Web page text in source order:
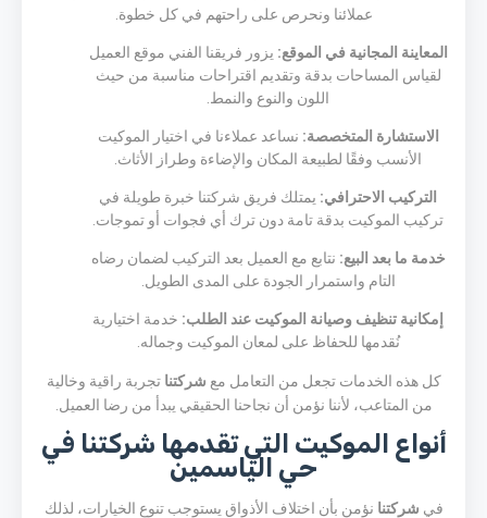
عملائنا ونحرص على راحتهم في كل خطوة.
المعاينة المجانية في الموقع: يزور فريقنا الفني موقع العميل
لقياس المساحات بدقة وتقديم اقتراحات مناسبة من حيث
اللون والنوع والنمط.
الاستشارة المتخصصة: نساعد عملاءنا في اختيار الموكيت
الأنسب وفقًا لطبيعة المكان والإضاءة وطراز الأثاث.
التركيب الاحترافي: يمتلك فريق شركتنا خبرة طويلة في
تركيب الموكيت بدقة تامة دون ترك أي فجوات أو تموجات.
خدمة ما بعد البيع: نتابع مع العميل بعد التركيب لضمان رضاه
التام واستمرار الجودة على المدى الطويل.
إمكانية تنظيف وصيانة الموكيت عند الطلب: خدمة اختيارية
نُقدمها للحفاظ على لمعان الموكيت وجماله.
كل هذه الخدمات تجعل من التعامل مع شركتنا تجربة راقية وخالية
من المتاعب، لأننا نؤمن أن نجاحنا الحقيقي يبدأ من رضا العميل.
أنواع الموكيت التي تقدمها شركتنا في
حي الياسمين
في شركتنا نؤمن بأن اختلاف الأذواق يستوجب تنوع الخيارات، لذلك